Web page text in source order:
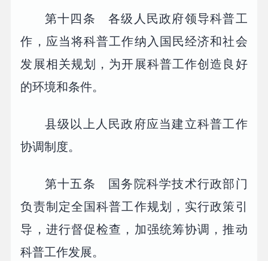
第十四条 各级人民政府领导科普工
作，应当将科普工作纳入国民经济和社会
发展相关规划，为开展科普工作创造良好
的环境和条件。
县级以上人民政府应当建立科普工作
协调制度。
第十五条 国务院科学技术行政部门
负责制定全国科普工作规划，实行政策引
导，进行督促检查，加强统筹协调，推动
科普工作发展。